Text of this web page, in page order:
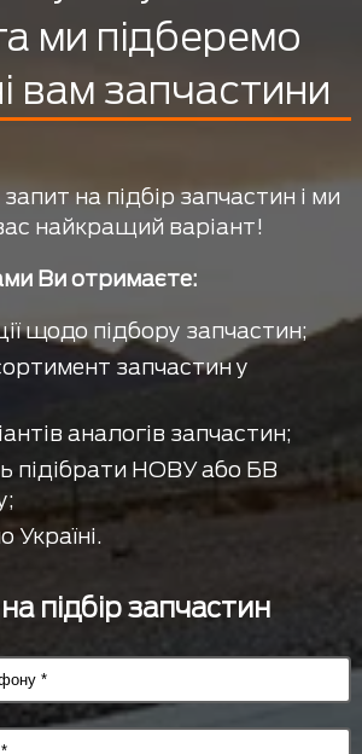
ми підберемо
вам запчастини
на підбір запчастин і ми
найкращий варіант!
Ви отримаєте:
щодо підбору запчастин;
запчастин у
аналогів запчастин;
підібрати НОВУ або БВ
Україні.
підбір запчастин